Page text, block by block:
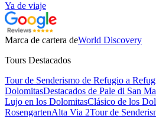
Ya de viaje
Marca de cartera deWorld Discovery
Tours Destacados
Tour de Senderismo de Refugio a
DolomitasDestacados de Pale di San
Lujo en los DolomitasClásico de los
RosengartenAlta Via 2Tour de